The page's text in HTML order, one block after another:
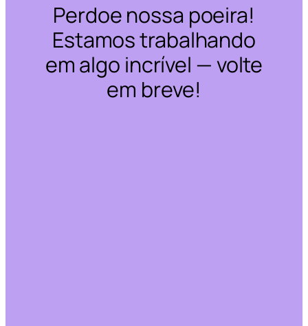
Perdoe nossa poeira!
Estamos trabalhando
em algo incrível — volte
em breve!